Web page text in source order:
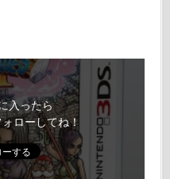
入ったら
ローしてね！